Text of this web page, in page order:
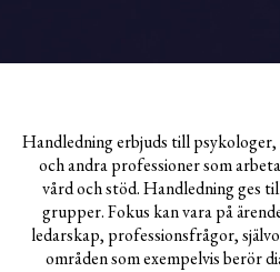
Handledning erbjuds till
och andra professioner som
vård och stöd. Handledning ges
grupper. Fokus kan vara på
ledarskap, professionsfrågor,
områden som exempelvis berör